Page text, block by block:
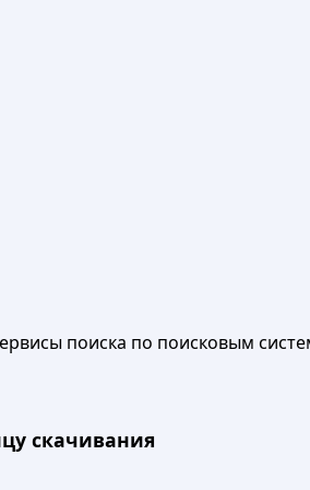
поиска по поисковым
скачивания